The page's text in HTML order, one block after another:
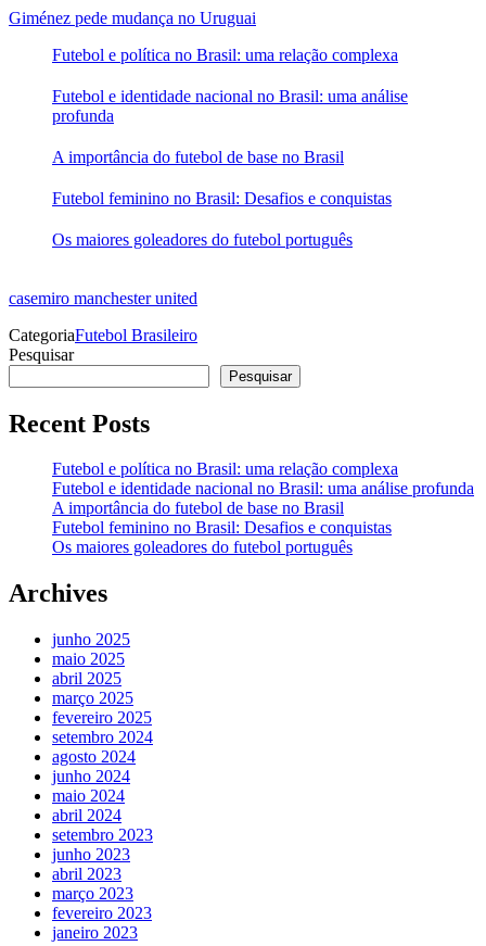
Giménez pede mudança no Uruguai
Futebol e política no Brasil: uma relação complexa
Futebol e identidade nacional no Brasil: uma análise
profunda
A importância do futebol de base no Brasil
Futebol feminino no Brasil: Desafios e conquistas
Os maiores goleadores do futebol português
casemiro manchester united
CategoriaFutebol Brasileiro
Pesquisar
Pesquisar
Recent Posts
Futebol e política no Brasil: uma relação complexa
Futebol e identidade nacional no Brasil: uma análise profunda
A importância do futebol de base no Brasil
Futebol feminino no Brasil: Desafios e conquistas
Os maiores goleadores do futebol português
Archives
junho 2025
maio 2025
abril 2025
março 2025
fevereiro 2025
setembro 2024
agosto 2024
junho 2024
maio 2024
abril 2024
setembro 2023
junho 2023
abril 2023
março 2023
fevereiro 2023
janeiro 2023